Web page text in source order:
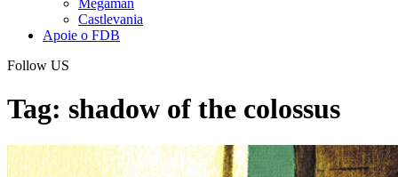
Megaman
Castlevania
Apoie o FDB
Follow US
Tag: shadow of the colossus